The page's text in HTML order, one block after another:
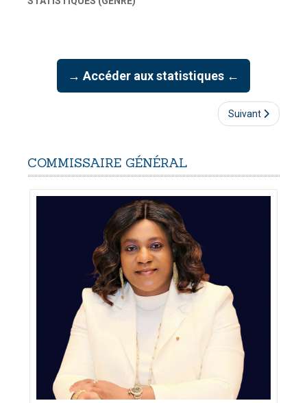
CONTACT
Contactez OTR
→ Accéder aux statistiques ←
Suivant
COMMISSAIRE GÉNÉRAL